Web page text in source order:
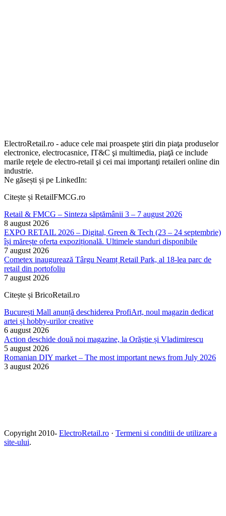
ElectroRetail.ro - aduce cele mai proaspete ştiri din piaţa produselor
electronice, electrocasnice, IT&C şi multimedia, piaţă ce include
marile reţele de electro-retail şi cei mai importanţi retaileri online din
industrie.
Ne găsești și pe LinkedIn:
Citește și RetailFMCG.ro
Retail & FMCG – Sinteza săptămânii 3 – 7 august 2026
8 august 2026
EXPO RETAIL 2026 – Digital, Green & Tech (23 – 24 septembrie)
își mărește oferta expozițională. Ultimele standuri disponibile
7 august 2026
Cometex inaugurează Târgu Neamț Retail Park, al 18-lea parc de
retail din portofoliu
7 august 2026
Citește și BricoRetail.ro
București Mall anunță deschiderea ProfiArt, noul magazin dedicat
artei și hobby-urilor creative
6 august 2026
Action deschide două noi magazine, la Orăștie și Vladimirescu
5 august 2026
Romanian DIY market – The most important news from July 2026
3 august 2026
Copyright 2010- ElectroRetail.ro · Termeni si conditii de utilizare a
site-ului.